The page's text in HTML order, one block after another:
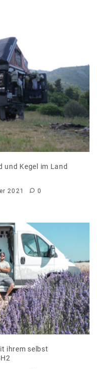
und Kegel im Land
2021 0
ihrem selbst